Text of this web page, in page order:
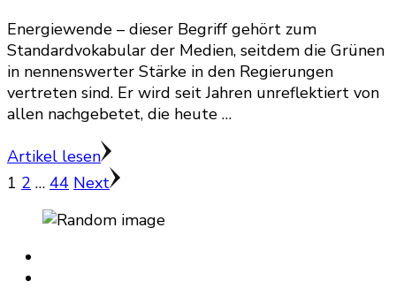
Energiewende – dieser Begriff gehört zum
Standardvokabular der Medien, seitdem die Grünen
in nennenswerter Stärke in den Regierungen
vertreten sind. Er wird seit Jahren unreflektiert von
allen nachgebetet, die heute …
Artikel lesen
Seitennummerierung
der
Beiträge
Page
1 Page
2 … Page
44 Next